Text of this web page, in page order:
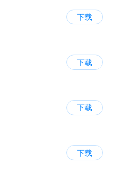
下载
下载
下载
下载